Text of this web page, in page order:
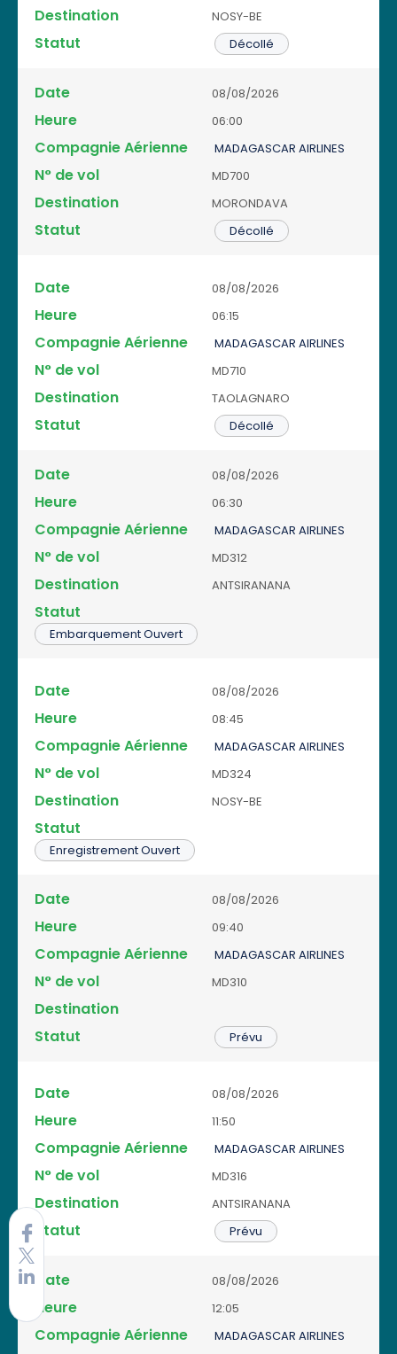
a
e
u
e
n
a
ti
n
t
u
NOSY-BE
Décollé
08/08/2026
06:00
MADAGASCAR AIRLINES
MD700
MORONDAVA
Décollé
08/08/2026
06:15
MADAGASCAR AIRLINES
MD710
TAOLAGNARO
Décollé
08/08/2026
06:30
MADAGASCAR AIRLINES
MD312
ANTSIRANANA
Embarquement Ouvert
08/08/2026
08:45
MADAGASCAR AIRLINES
MD324
NOSY-BE
Enregistrement Ouvert
08/08/2026
09:40
MADAGASCAR AIRLINES
MD310
Prévu
08/08/2026
11:50
MADAGASCAR AIRLINES
MD316
ANTSIRANANA
Prévu
08/08/2026
12:05
MADAGASCAR AIRLINES